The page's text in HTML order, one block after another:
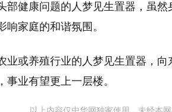
部健康问题的人梦见生置器，虽
响家庭的和谐氛围。
业或养殖行业的人梦见生置器，
事业有望更上一层楼。